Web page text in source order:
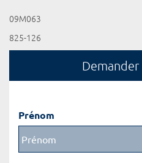
09M063
825-126
Demander
Prénom